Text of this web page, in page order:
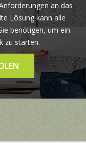
an das
Lösung kann alle
benötigen, um ein
zu starten.